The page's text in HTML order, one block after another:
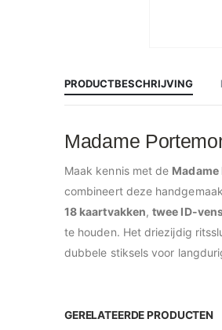
begin
van
de
afbeeldingen-
PRODUCTBESCHRIJVING
Madame
Maak kennis met de
combineert deze
18 kaartvakken,twee ID-
te houden. Het driezijdig
dubbele stiksels voor
GERELATEERDE PRODUCTEN